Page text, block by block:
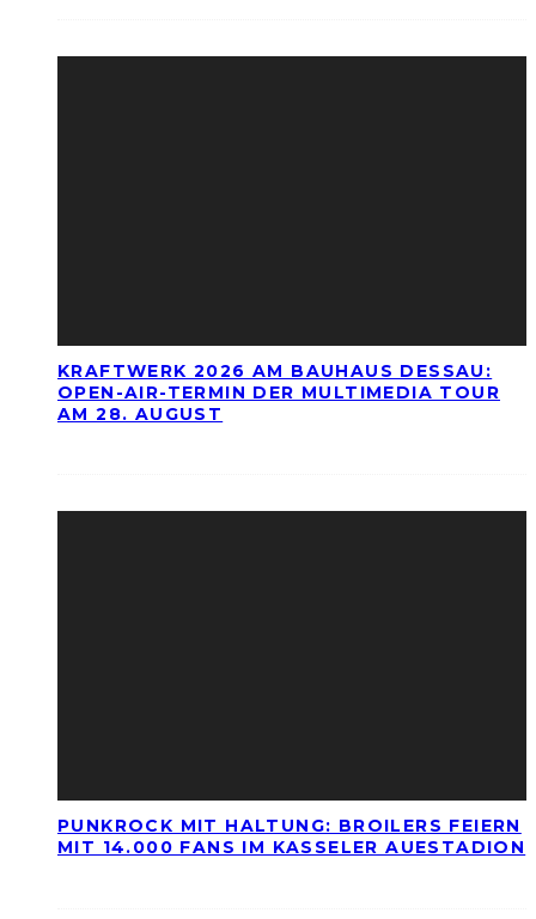
KRAFTWERK 2026 AM BAUHAUS DESSAU:
OPEN-AIR-TERMIN DER MULTIMEDIA TOUR
AM 28. AUGUST
PUNKROCK MIT HALTUNG: BROILERS FEIERN
MIT 14.000 FANS IM KASSELER AUESTADION